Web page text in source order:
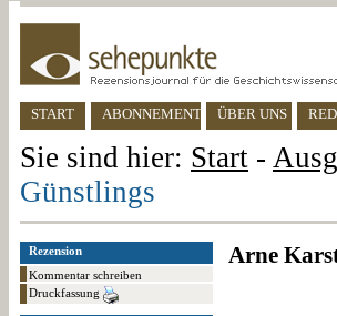
START ABONNEMENT ÜBER UNS
Sie sind hier: Start -
Günstlings
Rezension
Kommentar schreiben
Druckfassung
Arne